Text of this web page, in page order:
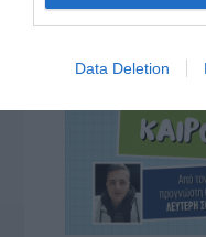
Data Deletion